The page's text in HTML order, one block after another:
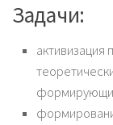
Задачи:
активизация